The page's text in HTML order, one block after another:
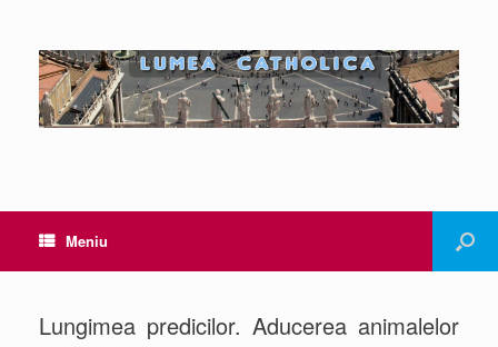
Meniu
Lungimea predicilor. Aducerea animalelor